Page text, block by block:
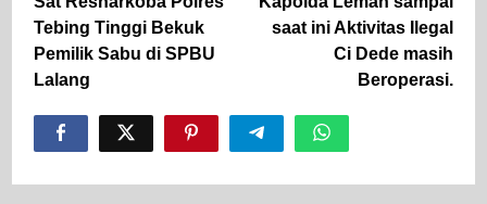
pos
Tebing Tinggi Bekuk
Pemilik Sabu di SPBU
Lalang
saat ini Aktivitas Ilegal
Ci Dede masih
Beroperasi.